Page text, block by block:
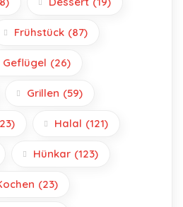
Frühstück (87)
Geflügel (26)
Grillen (59)
Halal (121)
Hünkar (123)
(23)